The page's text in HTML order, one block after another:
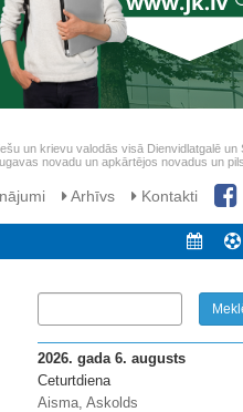
un krievu valodās visā Dienvidlatgalē un
novadu un apkārtējos novadus un
Arhīvs Kontakti
2026. gada 6. augusts
Ceturtdiena
Aisma, Askolds